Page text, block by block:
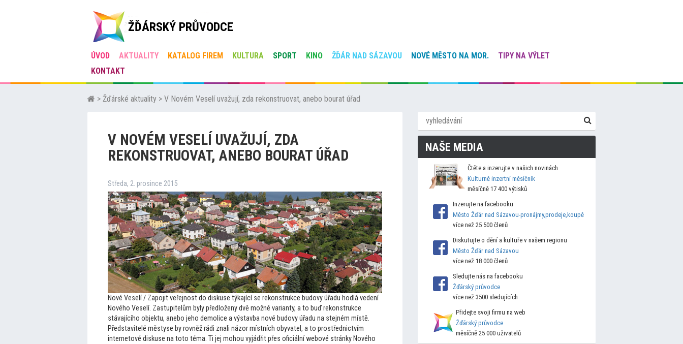
ŽĎÁRSKÝ PRŮVODCE
ÚVOD AKTUALITY KATALOG FIREM KULTURA SPORT KINO ŽĎÁR NAD SÁZAVOU NOVÉ MĚSTO NA MOR.
TIPY NA VÝLET
KONTAKT
> Žďárské aktuality > V Novém Veselí uvažují, zda rekonstruovat, anebo bourat úřad
V NOVÉM VESELÍ UVAŽUJÍ, ZDA
REKONSTRUOVAT, ANEBO BOURAT ÚŘAD
Středa, 2. prosince 2015
Nové Veselí / Zapojit veřejnost do diskuse týkající se rekonstrukce budovy úřadu hodlá vedení
Nového Veselí. Zastupitelům byly předloženy dvě možné varianty, ato buď rekonstrukce
stávajícího objektu, anebo jeho demolice a výstavba nové budovy úřadu na stejném místě.
Představitelé městyse by rovněž rádi znali názor místních obyvatel, ato prostřednictvím
internetové diskuse natoto téma. Ti jej mohou vyjádřit přes oficiální webové stránky Nového
NAŠE MEDIA
Čtěte a inzerujte v našich novinách
Kulturně inzertní měsíčník
měsíčně 17 400 výtisků
Inzerujte na facebooku
Město Žďár nad Sázavou-pronájmy,prodeje,koupě
více než 25 500 členů
Diskutujte o dění a kultuře v našem regionu
Město Žďár nad Sázavou
více než 18 000 členů
Sledujte nás na facebooku
Žďárský průvodce
více než 3500 sledujících
Přidejte svoji firmu na web
Žďárský průvodce
měsíčně 25 000 uživatelů